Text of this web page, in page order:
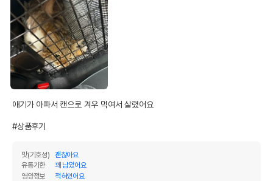
애기가 아파서 캔으로 겨우 먹여서 살렸어요
#상품후기
맛(기호성)
괜찮아요
유통기한
꽤 남았어요
영양정보
적혀있어요